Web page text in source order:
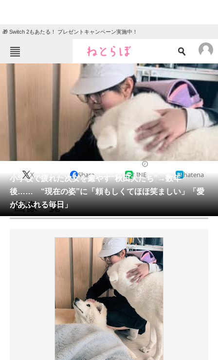
🎁 Switch 2もあたる！ プレゼントキャンペーン実施中！
ニュース
クイズ
教育・育児
会員記事
メディア
注目記事を集めた総合ページ
ITの今と未来を見通す
スマホと通信の最新トレンド
進化するPCとデバイスの未来
好きが集まる 比べて選べる
ビジネスと働き方のヒント
AI活用のいまが分かる
小学校で疲れた次女を癒やす“秋田犬たち”→数年
後…… “現在の姿”に「頼もしくてほほ笑ましい」「愛
があふれる毎日」
X Share LINE hatena
画像一覧